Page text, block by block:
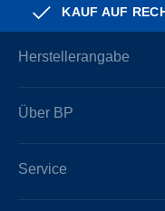
KAUF AUF
Herstellerangabe
Über BP
Service